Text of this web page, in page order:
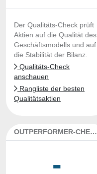
Der Qualitäts-Check prüft
Aktien auf die Qualität des
Geschäftsmodells und auf
die Stabilität der Bilanz.
Qualitäts-Check
anschauen
Rangliste der besten
Qualitätsaktien
OUTPERFORMER-CHECK
-